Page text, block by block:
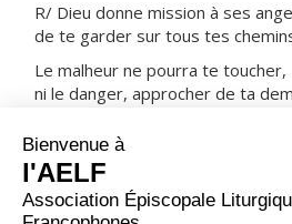
R/ Dieu donne mission à ses
de te garder sur tous tes
Le malheur ne pourra te toucher,
ni le danger, approcher de ta
pour que ton pied ne heurte les
ORAISON